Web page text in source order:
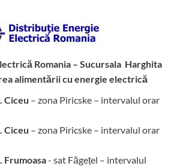
Romania – Sucursala Harghita
alimentării cu energie electrică
Ciceu – zona Piricske – intervalul orar
Ciceu – zona Piricske – intervalul orar
Frumoasa- sat Făgețel – intervalul